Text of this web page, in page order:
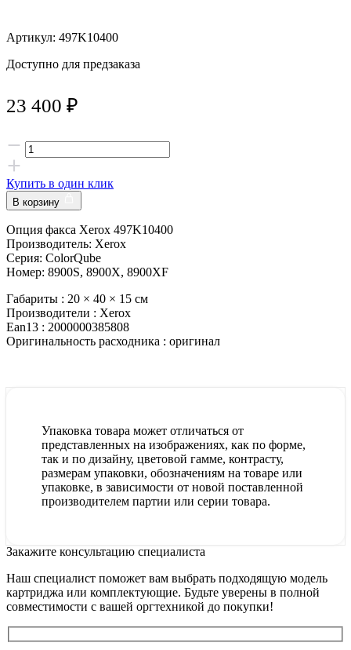
Артикул: 497K10400
Доступно для предзаказа
23 400 ₽
Купить в один клик
В корзину
Опция факса Xerox 497K10400
Производитель: Xerox
Серия: ColorQube
Номер: 8900S, 8900X, 8900XF
Габариты : 20 × 40 × 15 см
Производители : Xerox
Ean13 : 2000000385808
Оригинальность расходника : оригинал
Упаковка товара может отличаться от
представленных на изображениях, как по форме,
так и по дизайну, цветовой гамме, контрасту,
размерам упаковки, обозначениям на товаре или
упаковке, в зависимости от новой поставленной
производителем партии или серии товара.
Закажите консультацию специалиста
Наш специалист поможет вам выбрать подходящую модель
картриджа или комплектующие. Будьте уверены в полной
совместимости с вашей оргтехникой до покупки!